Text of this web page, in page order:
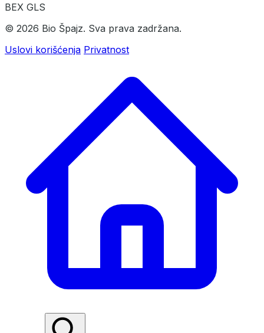
BEX GLS
© 2026 Bio Špajz. Sva prava zadržana.
Uslovi korišćenja Privatnost